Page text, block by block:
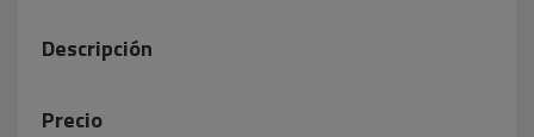
Descripción
Precio